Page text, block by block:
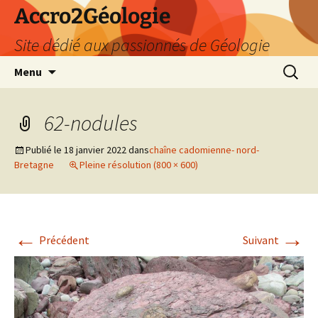
Accro2Géologie
Site dédié aux passionnés de Géologie
Menu
62-nodules
Publié le 18 janvier 2022danschaîne cadomienne- nord-
Bretagne
Pleine résolution (800 × 600)
← Précédent Suivant →